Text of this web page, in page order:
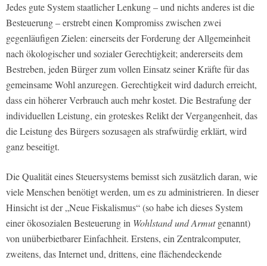
Jedes gute System staatlicher Lenkung – und nichts anderes ist die
Besteuerung – erstrebt einen Kompromiss zwischen zwei
gegenläufigen Zielen: einerseits der Forderung der Allgemeinheit
nach ökologischer und sozialer Gerechtigkeit; andererseits dem
Bestreben, jeden Bürger zum vollen Einsatz seiner Kräfte für das
gemeinsame Wohl anzuregen. Gerechtigkeit wird dadurch erreicht,
dass ein höherer Verbrauch auch mehr kostet. Die Bestrafung der
individuellen Leistung, ein groteskes Relikt der Vergangenheit, das
die Leistung des Bürgers sozusagen als strafwürdig erklärt, wird
ganz beseitigt.
Die Qualität eines Steuersystems bemisst sich zusätzlich daran, wie
viele Menschen benötigt werden, um es zu administrieren. In dieser
Hinsicht ist der „Neue Fiskalismus“ (so habe ich dieses System
einer ökosozialen Besteuerung in Wohlstand und Armutgenannt)
von unüberbietbarer Einfachheit. Erstens, ein Zentralcomputer,
zweitens, das Internet und, drittens, eine flächendeckende